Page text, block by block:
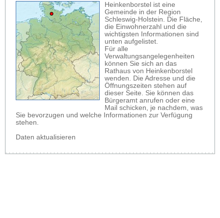
Heinkenborstel ist eine
Gemeinde in der Region
Schleswig-Holstein. Die Fläche,
die Einwohnerzahl und die
wichtigsten Informationen sind
unten aufgelistet.
Für alle
Verwaltungsangelegenheiten
können Sie sich an das
Rathaus von Heinkenborstel
wenden. Die Adresse und die
Öffnungszeiten stehen auf
dieser Seite. Sie können das
Bürgeramt anrufen oder eine
Mail schicken, je nachdem, was
Sie bevorzugen und welche Informationen zur Verfügung
stehen.
Daten aktualisieren